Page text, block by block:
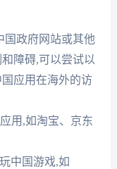
国政府网站或其他
障碍,可以尝试以
应用在海外的访
用,如淘宝、京东
中国游戏,如